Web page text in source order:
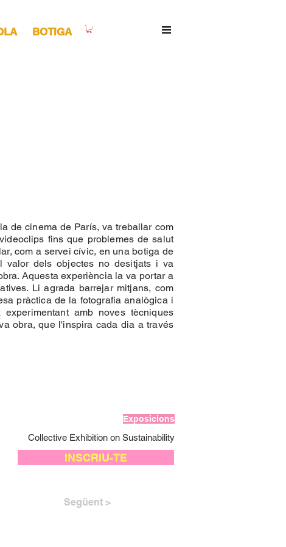
BOTIGA
de cinema de París, va treballar com
fins que problemes de salut
com a servei cívic, en una botiga de
valor dels objectes no desitjats i va
Aquesta experiència la va portar a
Li agrada barrejar mitjans, com
pràctica de la fotografia analògica i
amb noves tècniques
obra, que l'inspira cada dia a través
Exposicions
Collective Exhibition on Sustainability
INSCRIU-TE
Següent >